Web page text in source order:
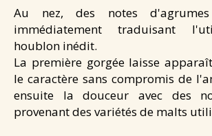
Au nez, des notes d'agrumes
immédiatement traduisant
houblon inédit.
La première gorgée laisse
le caractère sans compromis de
ensuite la douceur avec des
provenant des variétés de malts